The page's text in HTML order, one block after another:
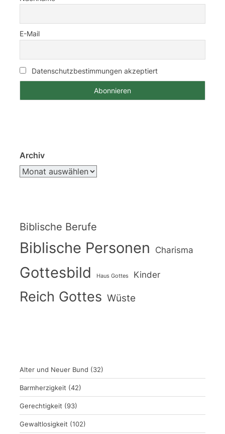
E-Mail
Datenschutzbestimmungen akzeptiert
Archiv
Biblische Berufe
Biblische Personen Charisma
Gottesbild Haus Gottes Kinder
Reich Gottes Wüste
Alter und Neuer Bund (32)
Barmherzigkeit (42)
Gerechtigkeit (93)
Gewaltlosigkeit (102)